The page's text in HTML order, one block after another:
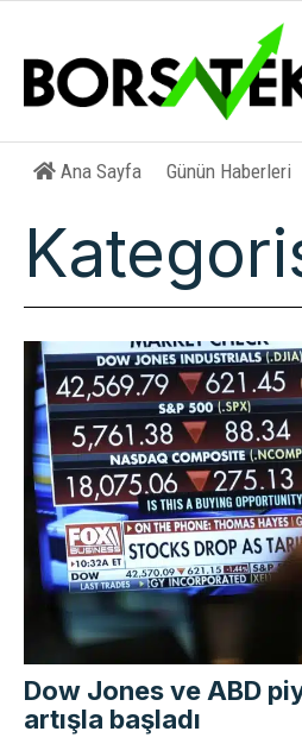
Ana Sayfa Günün Haberleri
Dow Jones ve ABD
artışla başladı